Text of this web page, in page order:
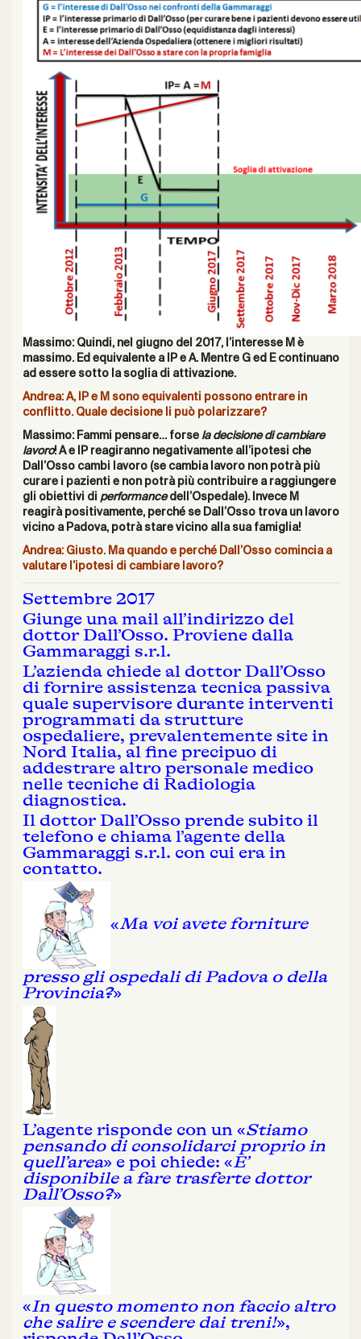
Massimo: Quindi, nel giugno del 2017, l’interesse M è
massimo. Ed equivalente a IP e A. Mentre G ed E continuano
ad essere sotto la soglia di attivazione.
Andrea: A, IP e M sono equivalenti possono entrare in
conflitto. Quale decisione li può polarizzare?
Massimo: Fammi pensare… forsela decisione di cambiare
lavoro! A e IP reagiranno negativamente all’ipotesi che
Dall’Osso cambi lavoro (se cambia lavoro non potrà più
curare i pazienti e non potrà più contribuire a raggiungere
gli obiettivi di performancedell’Ospedale). Invece M
reagirà positivamente, perché se Dall’Osso trova un lavoro
vicino a Padova, potrà stare vicino alla sua famiglia!
Andrea: Giusto. Ma quando e perché Dall’Osso comincia a
valutare l’ipotesi di cambiare lavoro?
Settembre 2017
Giunge una mail all’indirizzo del
dottor Dall’Osso. Proviene dalla
Gammaraggi s.r.l.
L’azienda chiede al dottor Dall’Osso
di fornire assistenza tecnica passiva
quale supervisore durante interventi
programmati da strutture
ospedaliere, prevalentemente site in
Nord Italia, al fine precipuo di
addestrare altro personale medico
nelle tecniche di Radiologia
diagnostica.
Il dottor Dall’Osso prende subito il
telefono e chiama l’agente della
Gammaraggi s.r.l. con cui era in
contatto.
«Ma voi avete forniture
presso gli ospedali di Padova o della
Provincia?»
L’agente risponde con un «Stiamo
pensando di consolidarci proprio in
quell’area» e poi chiede: «E’
disponibile a fare trasferte dottor
Dall’Osso?»
«In questo momento non faccio altro
che salire e scendere dai treni!»,